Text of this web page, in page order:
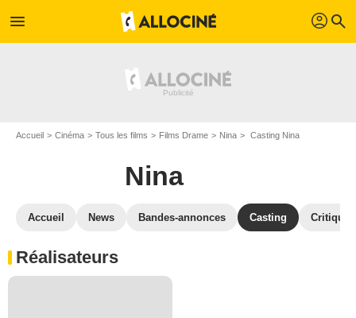
menu profil search
Accueil Cinéma Tous les films Films Drame Nina Casting Nina
Nina
Accueil News Bandes-annonces Casting
Réalisateurs